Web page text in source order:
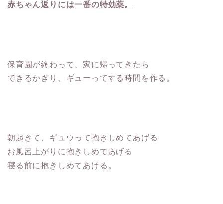
赤ちゃん返りには一番の特効薬。
保育園が終わって、家に帰ってきたら
できるかぎり、ギューってする時間を作る。
朝起きて、ギュウって抱きしめてあげる
お風呂上がりに抱きしめてあげる
寝る前に抱きしめてあげる。